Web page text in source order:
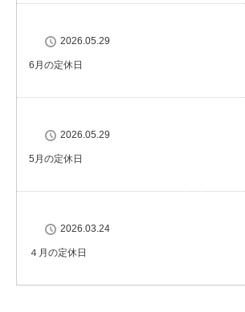
2026.05.29
6月の定休日
2026.05.29
5月の定休日
2026.03.24
４月の定休日